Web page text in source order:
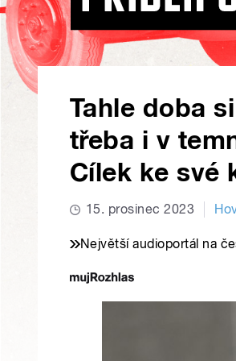
Tahle doba
třeba i v
Cílek ke své
15. prosinec 2023
Největší audioportál na